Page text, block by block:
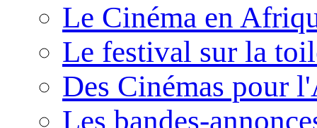
Le Cinéma en
Le festival sur la
Des Cinémas pour
Les bandes-